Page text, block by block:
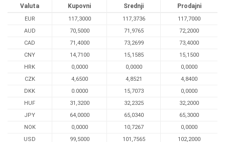
Valuta Kupovni Srednji Prodajni
EUR 117,3000 117,3736
117,7000
AUD
70,5000 71,9765
72,2000
CAD
71,4000 73,2699
73,4000
CNY
14,7100 15,1585
15,1500
HRK
0,0000 0,0000
0,0000
CZK
4,6500 4,8521
4,8400
DKK
0.0000 15,7073
0,0000
HUF
31,3200 32,2325
32,2000
JPY
64,0000 65,0340
65,3000
NOK
0,0000 10,7267
0,0000
USD
99,5000 101,7565 102,2000